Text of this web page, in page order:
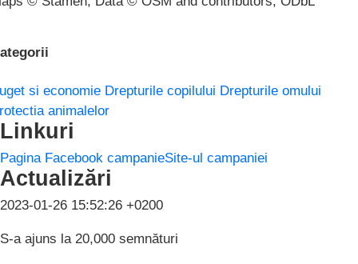
si economie Drepturile copilului Drepturile omului
animalelor
Linkuri
Pagina Facebook campanieSite-ul campaniei
Actualizări
2023-01-26 15:52:26 +0200
S-a ajuns la 20,000 semnături